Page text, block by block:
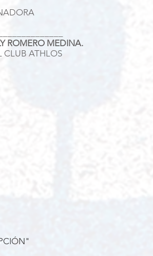
ROMERO MEDINA.
CLUB ATHLOS